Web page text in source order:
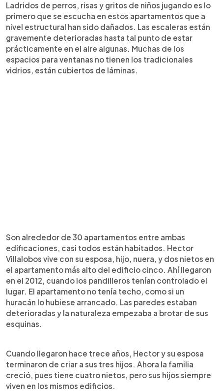
Ladridos de perros, risas y gritos de niños jugando es lo
primero que se escucha en estos apartamentos que a
nivel estructural han sido dañados. Las escaleras están
gravemente deterioradas hasta tal punto de estar
prácticamente en el aire algunas. Muchas de los
espacios para ventanas no tienen los tradicionales
vidrios, están cubiertos de láminas.
Son alrededor de 30 apartamentos entre ambas
edificaciones, casi todos están habitados. Hector
Villalobos vive con su esposa, hijo, nuera, y dos nietos en
el apartamento más alto del edificio cinco. Ahí llegaron
en el 2012, cuando los pandilleros tenían controlado el
lugar. El apartamento no tenía techo, como si un
huracán lo hubiese arrancado. Las paredes estaban
deterioradas y la naturaleza empezaba a brotar de sus
esquinas.
Cuando llegaron hace trece años, Hector y su esposa
terminaron de criar a sus tres hijos. Ahora la familia
creció, pues tiene cuatro nietos, pero sus hijos siempre
viven en los mismos edificios.